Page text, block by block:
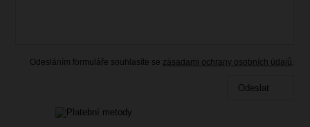
Odesláním formuláře souhlasíte se zásadami ochrany osobních údajů.
Odeslat